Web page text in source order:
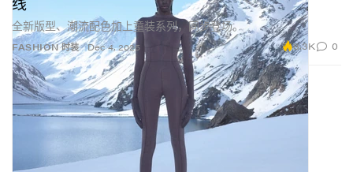
FASHION 时装
全新版型、潮流配色加上童装系列，同步登场。
Dec 4, 2025 8.3K 0